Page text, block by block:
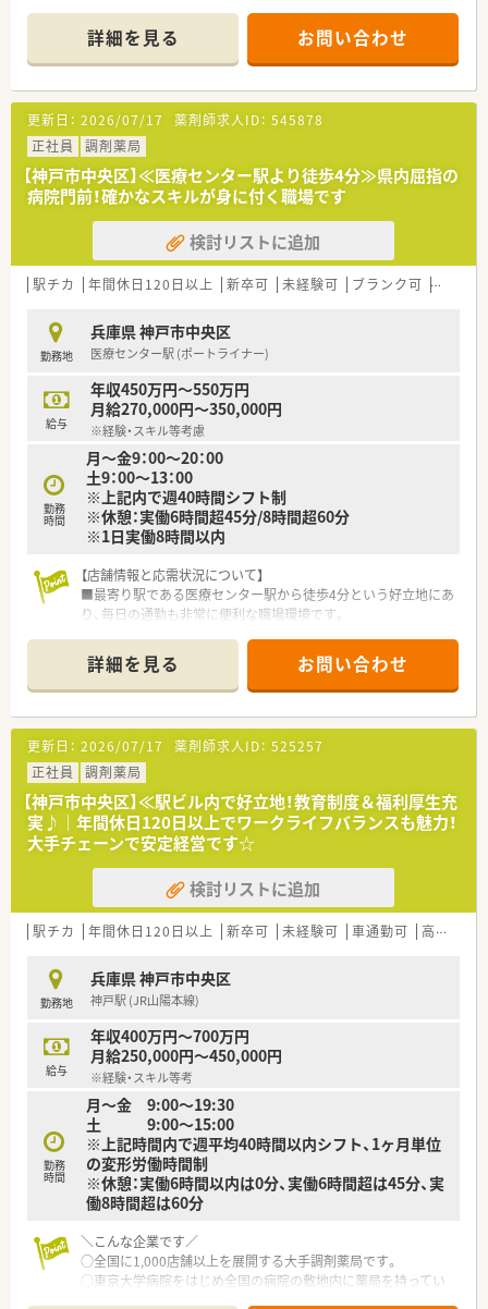
収700万円を目指せる環境です。
【店舗情報と応需状況について】
■神戸労災病院の門前に位置しており、1日平均90枚の処方箋を
応需する総合科目の学びが多い店舗環境です。
■三ノ宮駅など各主要駅からバスでのアクセスが可能であり、神
戸中心エリアで地域医療に深く貢献できる立地です。
■現在は常勤3名と非常勤2名の体制で運営されており、総合病
院門前ならではの質の高い服薬指導を実践しています。
【法人特徴について】
■全国に多数の店舗を展開し、全都道府県を網羅する強固なネッ
トワークと極めて安定した経営基盤を誇る業界大手です。
■「真の医薬分業」を企業理念に掲げ、創業以来一貫して質の高
■独自の音声入力薬歴システムなど、現場の声を反映した自社開
発のIT設備を導入し、業務の効率化を推進しています。
【職場環境と雰囲気】
■イントラネット上で最新の業界情報や病態知識が常に公開さ
れており、全社員がいつでもどこでも学べる仕組みがあります。
■コンプライアンスを最重視しており、サービス残業を一切認め
ない透明性の高いホワイトな就労環境が保たれています。
■マンツーマン指導のOJT制度が整っており、中途入社の方でも
安心して職場に馴染める手厚いフォロー体制が魅力です。
詳細を見る お問い合わせ
更新日： 2026/07/17 薬剤師求人ID： 545878
正社員
調剤薬局
【神戸市中央区】≪医療センター駅より徒歩4分≫県内屈指の
病院門前！確かなスキルが身に付く職場です
検討リストに追加
駅チカ 年間休日120日以上 新卒可 未経験可 ブランク可 寮・借
勤務地
兵庫県 神戸市中央区
医療センター駅 (ポートライナー)
給与
年収450万円～550万円
月給270,000円～350,000円
※経験・スキル等考慮
勤務
時間
月～金9：00～20：00
土9：00～13：00
※上記内で週40時間シフト制
※休憩：実働6時間超45分/8時間超60分
※1日実働8時間以内
【店舗情報と応需状況について】
■最寄り駅である医療センター駅から徒歩4分という好立地にあ
り、毎日の通勤も非常に便利な職場環境です。
と幅広く応需して地域医療に貢献しています。
■薬剤師の正社員が10名から12名、事務員10名が在籍し、協力
しながら日々の業務に取り組んでいます。
【法人特徴について】
■大学病院や総合病院の門前を中心に、全都道府県に744店舗を
展開する極めて安定した経営基盤の企業です。
■創業以来一貫して真の医薬分業を企業理念に掲げ、常に患者さ
まのための医療提供を追求し続けております。
■コンプライアンスを重視しサービス残業を一切認めないなど、
安心して長く働けるホワイトな環境が整っています。
【こんな方にオススメ】
■充実した教育制度のもとで最新の医療知識を学び、薬剤師とし
てのスキルアップを本気で目指したい方に最適です。
て長く安心して働き続けたいと考える方におすすめです。
■手厚い福利厚生や借上社宅制度を利用して、新しい土地での生
活とやりがいのある仕事を両立させたい方にぴったりです。
【やりがい/おすすめポイント】
■外部の就職企業人気ランキングで第1位に選ばれるなど、多方
面から高く評価されている魅力的な職場です。
■豊富な研修カリキュラムや大学病院での実務研修など、他では
経験できないような学びの機会が多数用意されています。
■一人暮らしの方から子育て世代まで、ライフステージの変化に
合わせた手厚いサポートを受けられるのが最大の魅力です。
詳細を見る お問い合わせ
更新日： 2026/07/17 薬剤師求人ID： 525257
正社員
調剤薬局
【神戸市中央区】≪駅ビル内で好立地！教育制度＆福利厚生充
実♪｜年間休日120日以上でワークライフバランスも魅力！
大手チェーンで安定経営です☆
検討リストに追加
駅チカ 年間休日120日以上 新卒可 未経験可 車通勤可 高給与(600万円以上)
勤務地
兵庫県 神戸市中央区
神戸駅 (JR山陽本線)
給与
年収400万円～700万円
月給250,000円～450,000円
※経験・スキル等考
勤務
時間
月～金 9:00〜19:30
土 9:00〜15:00
※上記時間内で週平均40時間以内シフト、1ヶ月単位
の変形労働時間制
※休憩：実働6時間以内は0分、実働6時間超は45分、実
働8時間超は60分
＼こんな企業です／
○全国に1,000店舗以上を展開する大手調剤薬局です。
○東京大学病院をはじめ全国の病院の敷地内に薬局を持ってい